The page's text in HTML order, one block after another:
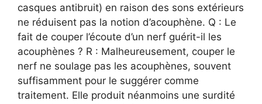
casques antibruit) en raison des sons extérieurs
ne réduisent pas la notion d’acouphène. Q : Le
fait de couper l’écoute d’un nerf guérit-il les
acouphènes ? R : Malheureusement, couper le
nerf ne soulage pas les acouphènes, souvent
suffisamment pour le suggérer comme
traitement. Elle produit néanmoins une surdité